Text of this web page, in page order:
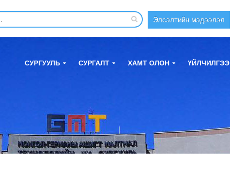
Элсэлтийн мэдээлэл
СУРГУУЛЬ СУРГАЛТ ХАМТ ОЛОН ҮЙЛЧИЛГЭЭ